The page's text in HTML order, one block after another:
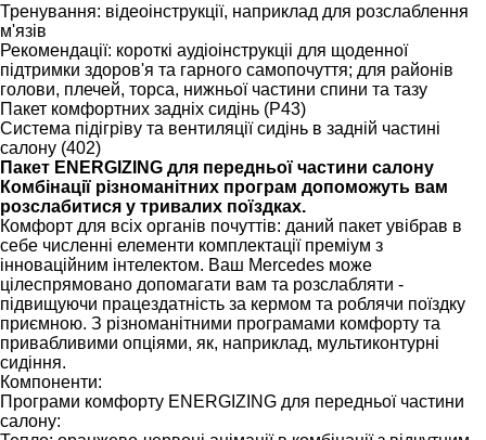
Тренування: відеоінструкції, наприклад для розслаблення
м'язів
Рекомендації: короткі аудіоінструкціі для щоденної
підтримки здоров'я та гарного самопочуття; для районів
голови, плечей, торса, нижньої частини спини та тазу
Пакет комфортних задніх сидінь (P43)
Система підігріву та вентиляції сидінь в задній частині
салону (402)
Пакет ENERGIZING для передньої частини салону
Комбінації різноманітних програм допоможуть вам
розслабитися у тривалих поїздках.
Комфорт для всіх органів почуттів: даний пакет увібрав в
себе численні елементи комплектації преміум з
інноваційним інтелектом. Ваш Mercedes може
цілеспрямовано допомагати вам та розслабляти -
підвищуючи працездатність за кермом та роблячи поїздку
приємною. З різноманітними програмами комфорту та
привабливими опціями, як, наприклад, мультиконтурні
сидіння.
Компоненти:
Програми комфорту ENERGIZING для передньої частини
салону: